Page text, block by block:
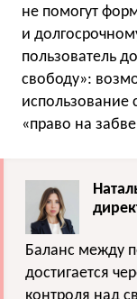
не помогут
и
пользователь
свободу»:
использование
«право на
Баланс между
достигается